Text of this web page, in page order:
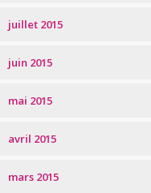
juillet 2015
juin 2015
mai 2015
avril 2015
mars 2015